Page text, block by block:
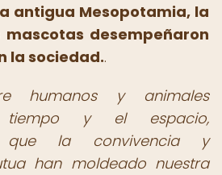
antigua Mesopotamia, la
desempeñaron
la sociedad..
humanos y animales
tiempo y el espacio,
que la convivencia y
han moldeado nuestra